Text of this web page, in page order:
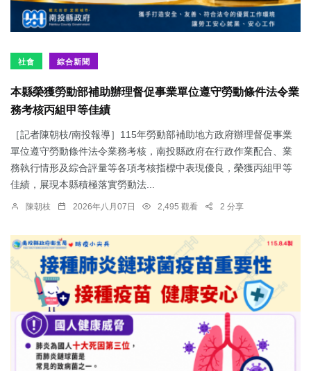
社會 綜合新聞
本縣榮獲勞動部補助辦理督促事業單位遵守勞動條件法令業
務考核丙組甲等佳績
［記者陳朝枝/南投報導］115年勞動部補助地方政府辦理督促事業
單位遵守勞動條件法令業務考核，南投縣政府在行政作業配合、業
務執行情形及綜合評量等各項考核指標中表現優良，榮獲丙組甲等
佳績，展現本縣積極落實勞動法...
陳朝枝 2026年八月07日 2,495 觀看 2 分享